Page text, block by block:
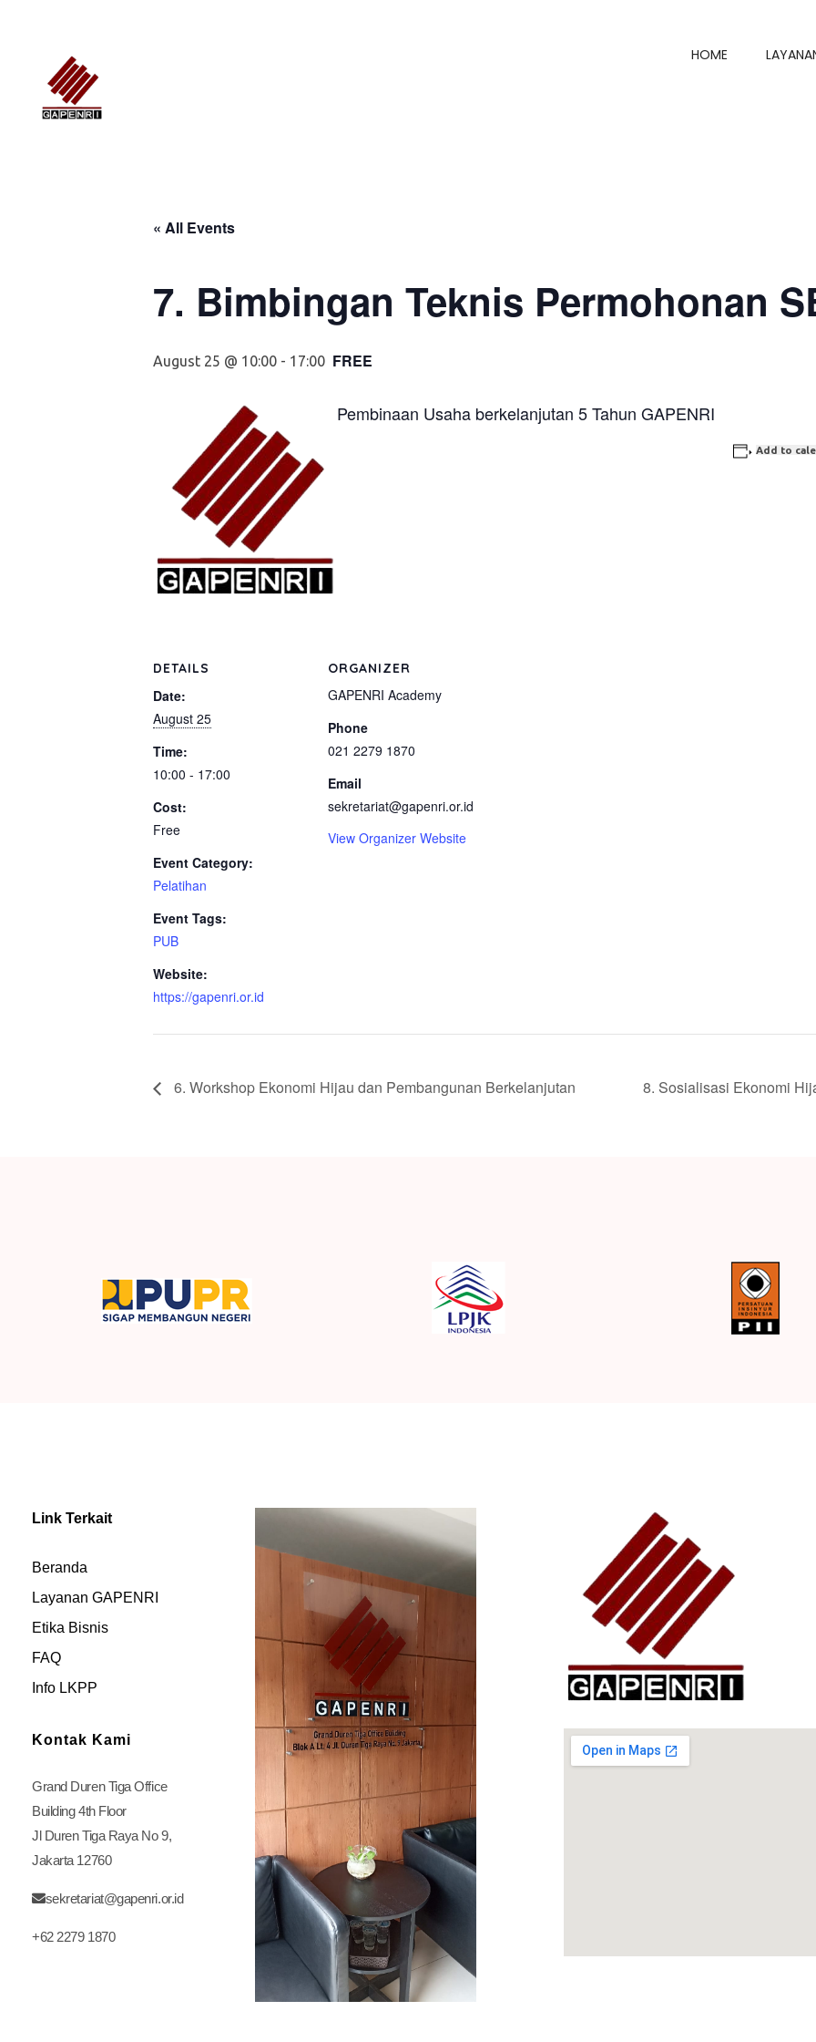
HOME
« All Events
7. Bimbingan Teknis Permohonan
August 25 @ 10:00 - 17:00 FREE
Pembinaan Usaha berkelanjutan 5 Tahun GAPENRI
Add to
DETAILS
Date:
August 25
Time:
10:00 - 17:00
Cost:
Free
Event Category:
Pelatihan
Event Tags:
PUB
Website:
https://gapenri.or.id
ORGANIZER
GAPENRI Academy
Phone
021 2279 1870
Email
sekretariat@gapenri.or.id
View Organizer Website
6. Workshop Ekonomi Hijau dan Pembangunan Berkelanjutan 8. Sosialisasi Ekonomi
Link Terkait
Beranda
Layanan GAPENRI
Etika Bisnis
FAQ
Info LKPP
Kontak Kami
Grand Duren Tiga Office
Building 4th Floor
Jl Duren Tiga Raya No 9,
Jakarta 12760
sekretariat@gapenri.or.id
+62 2279 1870